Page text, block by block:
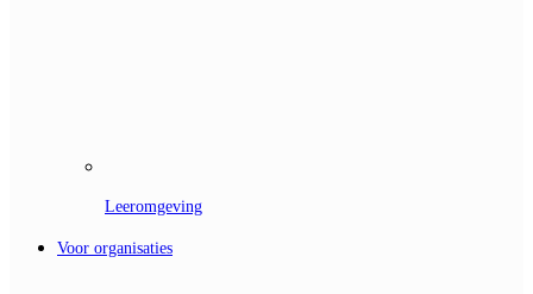
Leeromgeving
Voor organisaties